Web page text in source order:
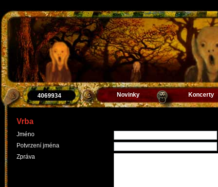
4069934 Novinky Koncerty
Vrba
Jméno
Potvrzení jména
Zpráva